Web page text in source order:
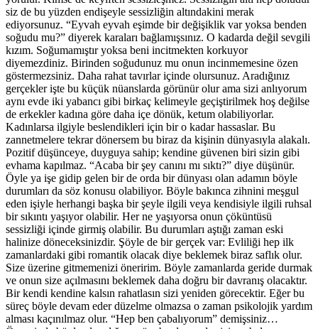
siz de bu yüzden endişeyle sessizliğin altındakini merak
ediyorsunuz. “Eyvah eyvah eşimde bir değişiklik var yoksa benden
soğudu mu?” diyerek karaları bağlamışsınız. O kadarda değil sevgili
kızım. Soğumamıştır yoksa beni incitmekten korkuyor
diyemezdiniz. Birinden soğudunuz mu onun incinmemesine özen
göstermezsiniz. Daha rahat tavırlar içinde olursunuz. Aradığınız
gerçekler işte bu küçük nüanslarda görünür olur ama sizi anlıyorum
aynı evde iki yabancı gibi birkaç kelimeyle geçiştirilmek hoş değilse
de erkekler kadına göre daha içe dönük, ketum olabiliyorlar.
Kadınlarsa ilgiyle beslendikleri için bir o kadar hassaslar. Bu
zannetmelere tekrar dönersem bu biraz da kişinin dünyasıyla alakalı.
Pozitif düşünceye, duyguya sahip; kendine güvenen biri sizin gibi
evhama kapılmaz. “Acaba bir şey canını mı sıktı?” diye düşünür.
Öyle ya işe gidip gelen bir de orda bir dünyası olan adamın böyle
durumları da söz konusu olabiliyor. Böyle bakınca zihnini meşgul
eden işiyle herhangi başka bir şeyle ilgili veya kendisiyle ilgili ruhsal
bir sıkıntı yaşıyor olabilir. Her ne yaşıyorsa onun çöküntüsü
sessizliği içinde girmiş olabilir. Bu durumları aştığı zaman eski
halinize döneceksinizdir. Şöyle de bir gerçek var: Evliliği hep ilk
zamanlardaki gibi romantik olacak diye beklemek biraz saflık olur.
Size üzerine gitmemenizi öneririm. Böyle zamanlarda geride durmak
ve onun size açılmasını beklemek daha doğru bir davranış olacaktır.
Bir kendi kendine kalsın rahatlasın sizi yeniden görecektir. Eğer bu
süreç böyle devam eder düzelme olmazsa o zaman psikolojik yardım
alması kaçınılmaz olur. “Hep ben çabalıyorum” demişsiniz…